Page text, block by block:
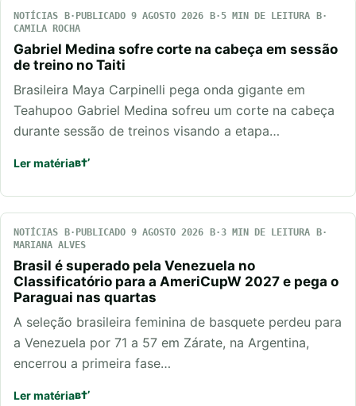
NOTÍCIAS PUBLICADO 9 AGOSTO 2026
5 MIN DE LEITURA
CAMILA ROCHA
Gabriel Medina sofre corte na cabeça em sessão
de treino no Taiti
Brasileira Maya Carpinelli pega onda gigante em
Teahupoo Gabriel Medina sofreu um corte na cabeça
durante sessão de treinos visando a etapa…
Ler matéria
NOTÍCIAS PUBLICADO 9 AGOSTO 2026
3 MIN DE LEITURA
MARIANA ALVES
Brasil é superado pela Venezuela no
Classificatório para a AmeriCupW 2027 e pega o
Paraguai nas quartas
A seleção brasileira feminina de basquete perdeu para
a Venezuela por 71 a 57 em Zárate, na Argentina,
encerrou a primeira fase…
Ler matéria